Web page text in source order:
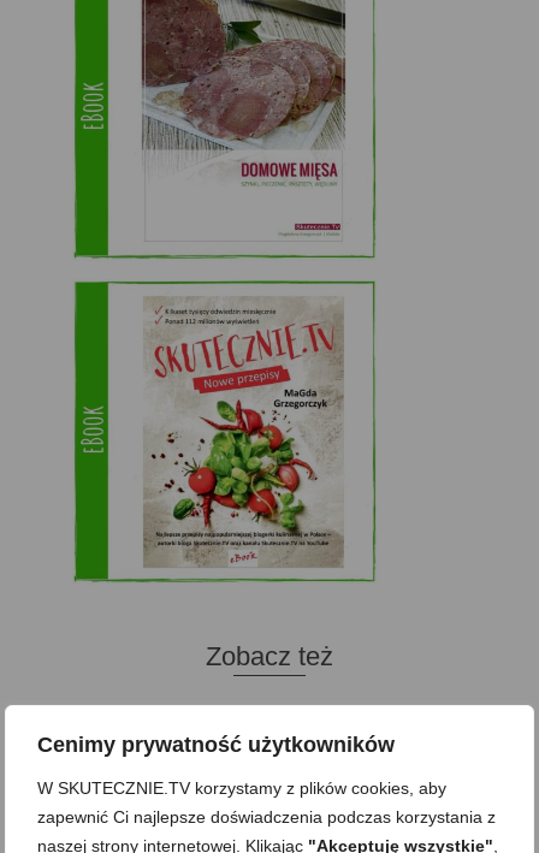
Cenimy prywatność użytkowników
W SKUTECZNIE.TV korzystamy z plików cookies, aby
zapewnić Ci najlepsze doświadczenia podczas korzystania z
naszej strony internetowej. Klikając "Akceptuję wszystkie"
Zobacz też
Domowe żelki
Zupa kurkowa z
selerem i pietruszką